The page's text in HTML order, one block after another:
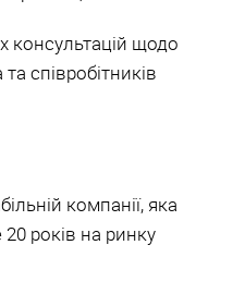
консультацій щодо
співробітників
компанії, яка
років на ринку